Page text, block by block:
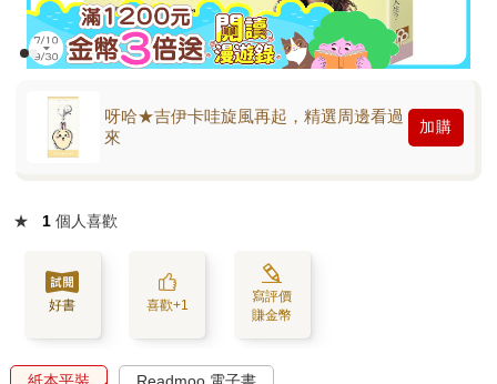
呀哈★吉伊卡哇旋風再起，精選周邊看過
來
加購
★ 1 個人喜歡
好書 喜歡+1
寫評價
賺金幣
紙本平裝 Readmoo 電子書